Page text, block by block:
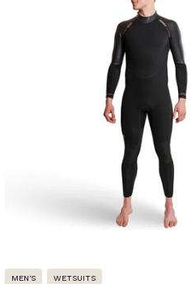
MEN'S WETSUITS